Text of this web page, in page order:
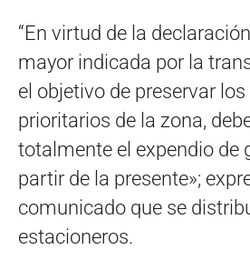
“En virtud de la
mayor indicada por la
el objetivo de preservar
prioritarios de la zona,
totalmente el expendio de
partir de la presente»;
comunicado que se
estacioneros.